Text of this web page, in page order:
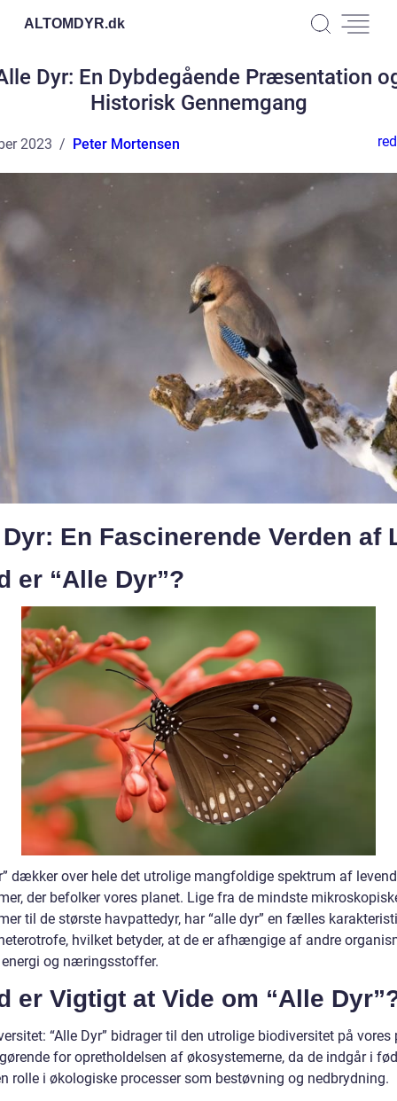
ALTOMDYR.dk
Dyr: En Dybdegående Præsentation
Historisk Gennemgang
2023 Peter Mortensen
En Fascinerende Verden af
er “Alle Dyr”?
dækker over hele det utrolige mangfoldige spektrum af
der befolker vores planet. Lige fra de mindste
til de største havpattedyr, har “alle dyr” en fælles
hvilket betyder, at de er afhængige af andre
og næringsstoffer.
er Vigtigt at Vide om “Alle
“Alle Dyr” bidrager til den utrolige biodiversitet på vores
for opretholdelsen af økosystemerne, da de indgår i
rolle i økologiske processer som bestøvning og nedbrydning.